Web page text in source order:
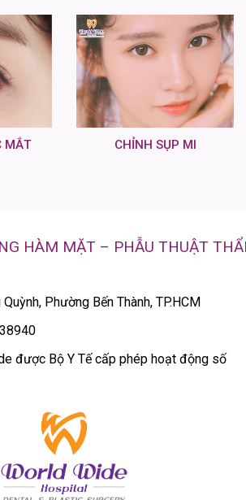
MẮT
CHỈNH SỤP MI
HÀM MẶT – PHẪU THUẬT
Phường Bến Thành, TP.HCM
được Bộ Y Tế cấp phép hoạt động số